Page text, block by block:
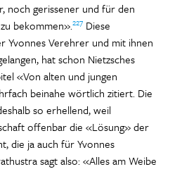
noch gerissener und für den
bekommen».227 Diese
Yvonnes Verehrer und mit ihnen
hat schon Nietzsches
«Von alten und jungen
beinahe wörtlich zitiert. Die
so erhellend, weil
offenbar die «Lösung» der
die ja auch für Yvonnes
sagt also: «Alles am Weibe